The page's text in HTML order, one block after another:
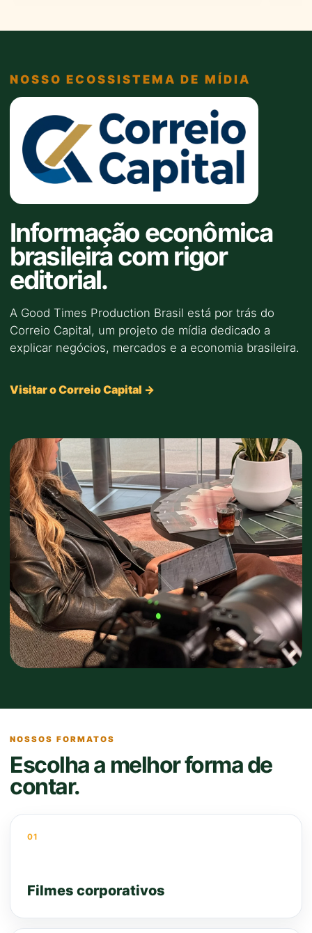
NOSSO ECOSSISTEMA DE MÍDIA
Informação econômica
brasileira com rigor
editorial.
A Good Times Production Brasil está por trás do
Correio Capital, um projeto de mídia dedicado a
explicar negócios, mercados e a economia brasileira.
Visitar o Correio Capital →
NOSSOS FORMATOS
Escolha a melhor forma de
contar.
01
Filmes corporativos